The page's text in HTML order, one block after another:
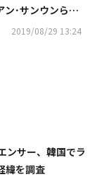
ン･サンウンら、
マスコミ向け試写
2019/08/29 13:24
ンサー、韓国でラ
緯を調査